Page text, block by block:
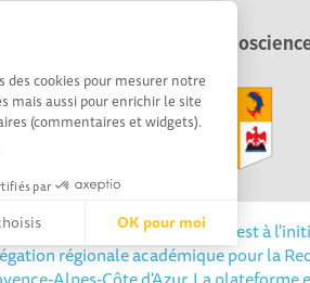
des cookies pour mesurer notre
mais aussi pour enrichir le site
(commentaires et widgets).
par
OK pour moi
: Personnalisez vos Options
Provence-Alpes-Côte d'Azur est à
régionale académique pour la